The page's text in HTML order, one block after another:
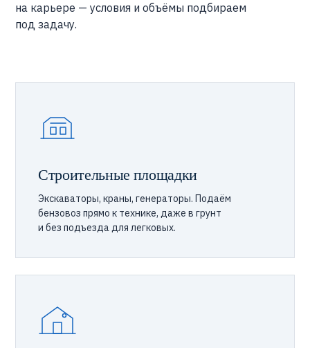
на карьере — условия и объёмы подбираем
под задачу.
Строительные площадки
Экскаваторы, краны, генераторы. Подаём
бензовоз прямо к технике, даже в грунт
и без подъезда для легковых.